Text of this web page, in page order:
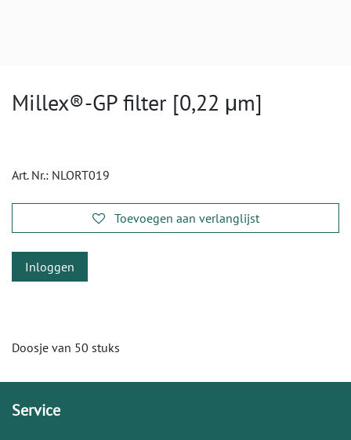
Millex®-GP filter [0,22 μm]
Art. Nr.: NLORT019
Toevoegen aan verlanglijst
Inloggen
Doosje van 50 stuks
Service